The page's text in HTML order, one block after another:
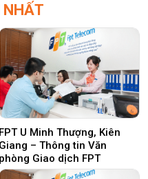
FPT U Minh Thượng, Kiên
Giang – Thông tin Văn
phòng Giao dịch FPT